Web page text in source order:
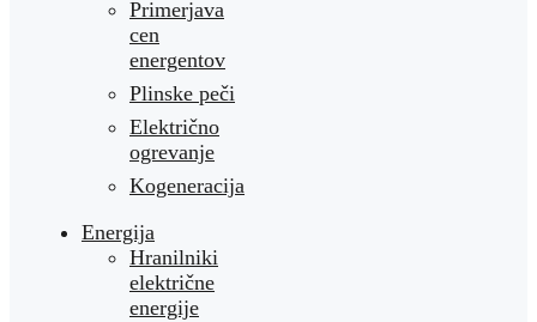
Primerjava
cen
energentov
Plinske peči
Električno
ogrevanje
Kogeneracija
Energija
Hranilniki
električne
energije